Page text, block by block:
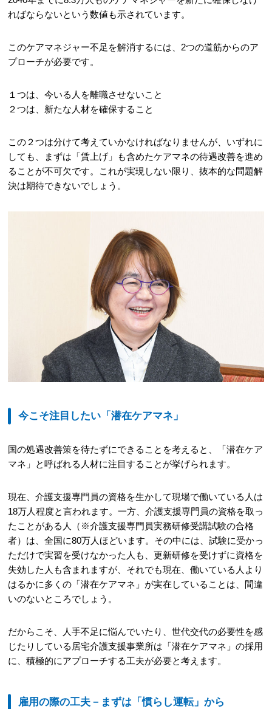
ればならないという数値も示されています。
このケアマネジャー不足を解消するには、2つの道筋からのア
プローチが必要です。
１つは、今いる人を離職させないこと
２つは、新たな人材を確保すること
この２つは分けて考えていかなければなりませんが、いずれに
しても、まずは「賃上げ」も含めたケアマネの待遇改善を進め
ることが不可欠です。これが実現しない限り、抜本的な問題解
決は期待できないでしょう。
今こそ注目したい「潜在ケアマネ」
国の処遇改善策を待たずにできることを考えると、「潜在ケア
マネ」と呼ばれる人材に注目することが挙げられます。
現在、介護支援専門員の資格を生かして現場で働いている人は
18万人程度と言われます。一方、介護支援専門員の資格を取っ
たことがある人（※介護支援専門員実務研修受講試験の合格
者）は、全国に80万人ほどいます。その中には、試験に受かっ
ただけで実習を受けなかった人も、更新研修を受けずに資格を
失効した人も含まれますが、それでも現在、働いている人より
はるかに多くの「潜在ケアマネ」が実在していることは、間違
いのないところでしょう。
だからこそ、人手不足に悩んでいたり、世代交代の必要性を感
じたりしている居宅介護支援事業所は「潜在ケアマネ」の採用
に、積極的にアプローチする工夫が必要と考えます。
雇用の際の工夫－まずは「慣らし運転」から